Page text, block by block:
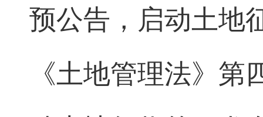
预公告，启动土地
《土地管理法》